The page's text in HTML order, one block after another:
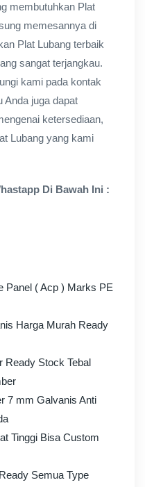
membutuhkan Plat
memesannya di
Plat Lubang terbaik
sangat terjangkau.
kami pada kontak
Anda juga dapat
ketersediaan,
Lubang yang kami
Di Bawah Ini :
Panel ( Acp ) Marks PE
Harga Murah Ready
Ready Stock Tebal
7 mm Galvanis Anti
Tinggi Bisa Custom
Semua Type